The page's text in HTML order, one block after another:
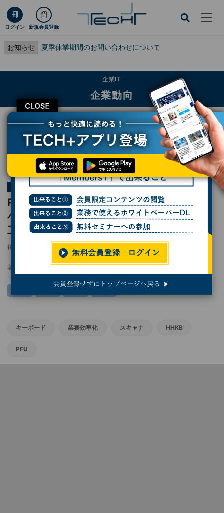
ログイン 新規会員登録
お知らせ 夏季休業期間のお問い合わせについて
CLOSE
企業IT
企業動向
TECH+ 企業IT
企業動向
PFUはコロナ禍を経てオフィスフロアを縮小、コミュニケーションと共創を最大
第35回 隣のオフィスは青く見える
PFUはコロナ禍を経てオフィスフロアを縮
小、コミュニケーションと共創を最大化する
工夫とは？
掲載日 2025/04/11 11:00
著者： 熊谷知泰
キーボード 業務効率化 スキャナ HHKB
PFU